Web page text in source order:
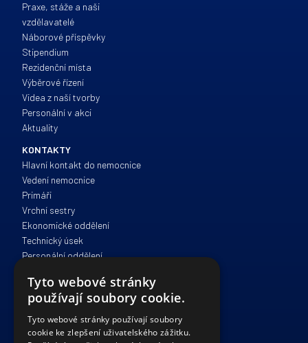
Praxe, stáže a naši
vzdělavatelé
Náborové příspěvky
Stipendium
Rezidenční místa
Výběrové řízení
Videa z naší tvorby
Personální v akci
Aktuality
KONTAKTY
Hlavní kontakt do nemocnice
Vedení nemocnice
Primáři
Vrchní sestry
Ekonomické oddělení
Technický úsek
Personální oddělení
Správa a provoz
IT oddělení
Právní oddělení
Tyto webové stránky
používají soubory cookie.
Tyto webové stránky používají soubory
cookie ke zlepšení uživatelského zážitku.